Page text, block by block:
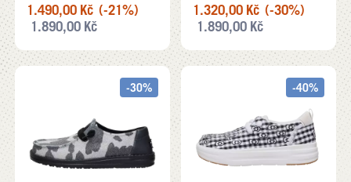
1.490,00 Kč (-21%)
1.890,00 Kč
1.320,00 Kč (-30%)
1.890,00 Kč
-30% -40%